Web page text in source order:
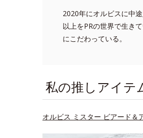
2020年にオルビスに中
以上をPRの世界で生き
にこだわっている。
私の推しアイテ
オルビス ミスター ビアード＆